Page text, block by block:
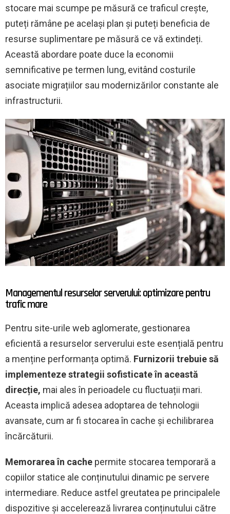
stocare mai scumpe pe măsură ce traficul crește,
puteți rămâne pe același plan și puteți beneficia de
resurse suplimentare pe măsură ce vă extindeți.
Această abordare poate duce la economii
semnificative pe termen lung, evitând costurile
asociate migrațiilor sau modernizărilor constante ale
infrastructurii.
Managementul resurselor serverului: optimizare pentru
trafic mare
Pentru site-urile web aglomerate, gestionarea
eficientă a resurselor serverului este esențială pentru
a menține performanța optimă. Furnizorii trebuie să
implementeze strategii sofisticate în această
direcție, mai ales în perioadele cu fluctuații mari.
Aceasta implică adesea adoptarea de tehnologii
avansate, cum ar fi stocarea în cache și echilibrarea
încărcăturii.
Memorarea în cache permite stocarea temporară a
copiilor statice ale conținutului dinamic pe servere
intermediare. Reduce astfel greutatea pe principalele
dispozitive și accelerează livrarea conținutului către